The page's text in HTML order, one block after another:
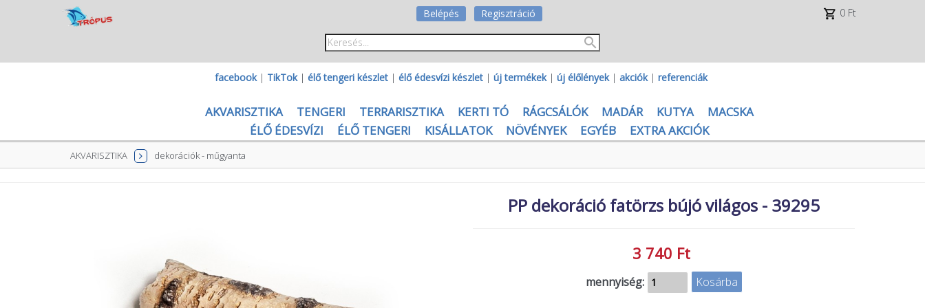
Belépés Regisztráció 0 Ft
facebook| TikTok| élő tengeri készlet | élő édesvízi készlet | új termékek| új élőlények| akciók| referenciák
AKVARISZTIKA TENGERI TERRARISZTIKA KERTI TÓ RÁGCSÁLÓK MADÁR KUTYA
MACSKA
ÉLŐ ÉDESVÍZI
ÉLŐ TENGERI KISÁLLATOK NÖVÉNYEK EGYÉB EXTRA AKCIÓK
AKVARISZTIKA dekorációk - műgyanta
PP dekoráció fatörzs bújó világos - 39295
3 740 Ft
mennyiség: